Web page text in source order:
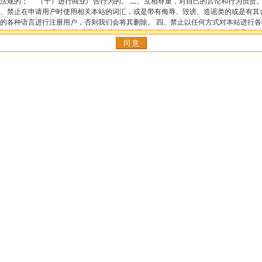
禁止在申请用户时使用相关本站的词汇，或是带有侮辱、毁谤、造谣类的或是有其
各种语言进行注册用户，否则我们会将其删除。 四、禁止以任何方式对本站进行
行为。 五、如果您有违反国家相关法律法规的行为，本站概不负责，您的登录论
均被记录无疑，必要时，我们会向相关的国家管理部门提供此类信息。